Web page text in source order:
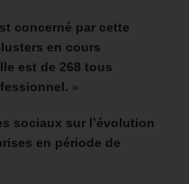
concerné par cette
en cours
est de 268 tous
»
sociaux sur l’évolution
en période de